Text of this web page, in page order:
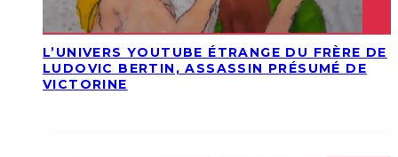
L’UNIVERS YOUTUBE ÉTRANGE DU FRÈRE DE
LUDOVIC BERTIN, ASSASSIN PRÉSUMÉ DE
VICTORINE